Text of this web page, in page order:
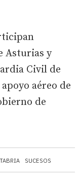
SUCESOS
Asturias y
Civil de
aéreo de
de